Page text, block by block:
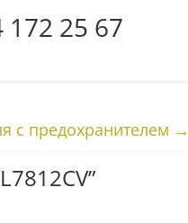
172 25 67
с предохранителем →
”